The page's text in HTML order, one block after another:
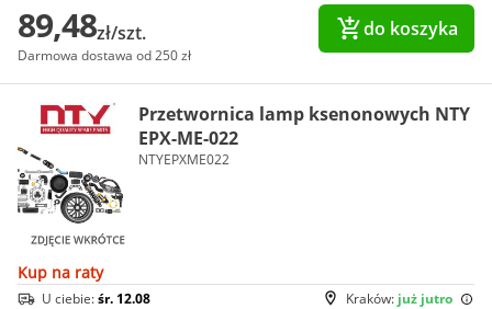
89,48zł/szt.
Darmowa dostawa od 250 zł
do koszyka
Przetwornica lamp ksenonowych NTY
EPX-ME-022
NTYEPXME022
Kup na raty
Kraków: już jutro
U ciebie:śr. 12.08